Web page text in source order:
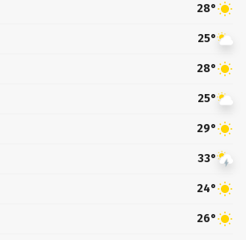
28°
25°
28°
25°
29°
33°
24°
26°